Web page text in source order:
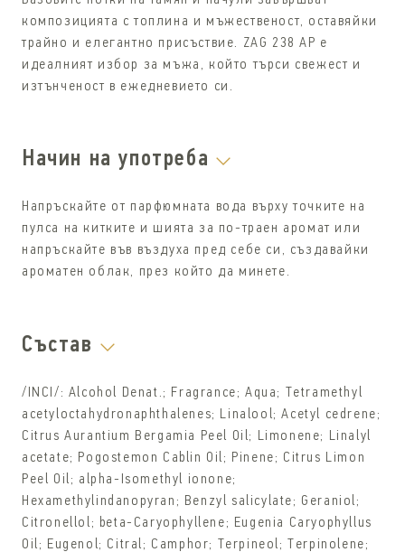
композицията с топлина и мъжественост, оставяйки
трайно и елегантно присъствие. ZAG 238 AP е
идеалният избор за мъжа, който търси свежест и
изтънченост в ежедневието си.
Начин на употреба
Напръскайте от парфюмната вода върху точките на
пулса на китките и шията за по-траен аромат или
напръскайте във въздуха пред себе си, създавайки
ароматен облак, през който да минете.
Състав
/INCI/: Alcohol Denat.; Fragrance; Aqua; Tetramethyl
acetyloctahydronaphthalenes; Linalool; Acetyl cedrene;
Citrus Aurantium Bergamia Peel Oil; Limonene; Linalyl
acetate; Pogostemon Cablin Oil; Pinene; Citrus Limon
Peel Oil; alpha-Isomethyl ionone;
Hexamethylindanopyran; Benzyl salicylate; Geraniol;
Citronellol; beta-Caryophyllene; Eugenia Caryophyllus
Oil; Eugenol; Citral; Camphor; Terpineol; Terpinolene;